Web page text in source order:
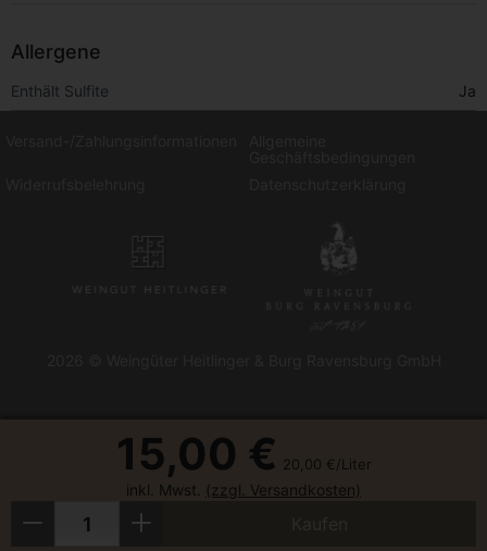
15,00 € 20,00 €/Liter
inkl. Mwst. (zzgl. Versandkosten)
Weniger
Allergene
Enthält Sulfite Ja